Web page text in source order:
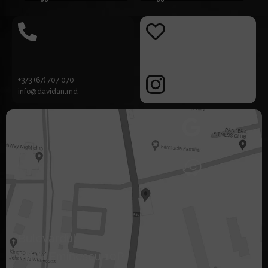
+373 (67) 707 070
info@davidan.md
Mihai Eminescu 10P